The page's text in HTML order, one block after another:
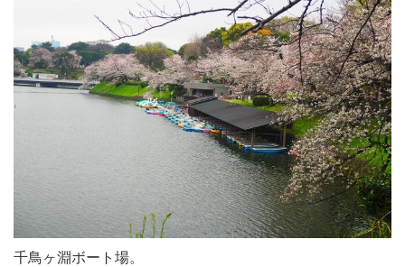
千鳥ヶ淵ボート場。